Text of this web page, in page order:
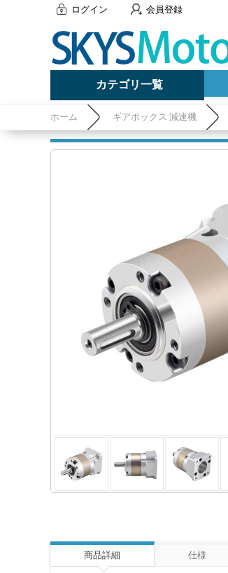
ログイン 会員登録
カテゴリ一覧
ホーム ギアボックス 減速機
商品詳細 仕様